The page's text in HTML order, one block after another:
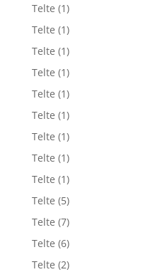
Telte (1)
Telte (1)
Telte (1)
Telte (1)
Telte (1)
Telte (1)
Telte (1)
Telte (1)
Telte (1)
Telte (5)
Telte (7)
Telte (6)
Telte (2)